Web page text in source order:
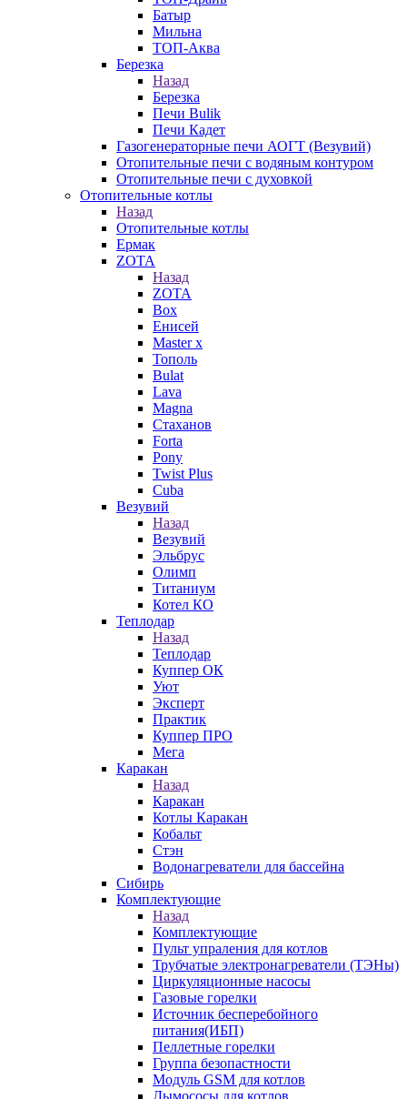
Батыр
Мильна
ТОП-Аква
Березка
Назад
Березка
Печи Bulik
Печи Кадет
Газогенераторные печи АОГТ (Везувий)
Отопительные печи с водяным контуром
Отопительные печи с духовкой
Отопительные котлы
Назад
Отопительные котлы
Ермак
ZOTA
Назад
ZOTA
Box
Енисей
Master x
Тополь
Bulat
Lava
Magna
Стаханов
Forta
Pony
Twist Plus
Cuba
Везувий
Назад
Везувий
Эльбрус
Олимп
Титаниум
Котел КО
Теплодар
Назад
Теплодар
Куппер ОК
Уют
Эксперт
Практик
Куппер ПРО
Мега
Каракан
Назад
Каракан
Котлы Каракан
Кобальт
Стэн
Водонагреватели для бассейна
Сибирь
Комплектующие
Назад
Комплектующие
Пульт упраления для котлов
Трубчатые электронагреватели (ТЭНы)
Циркуляционные насосы
Газовые горелки
Источник бесперебойного
питания(ИБП)
Пеллетные горелки
Группа безопастности
Модуль GSM для котлов
Дымососы для котлов